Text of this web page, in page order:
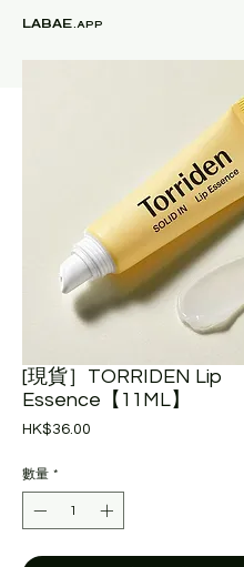
LABAE.APP
[現貨］TORRIDEN Lip
Essence【11ML】
HK$36.00
數量 *